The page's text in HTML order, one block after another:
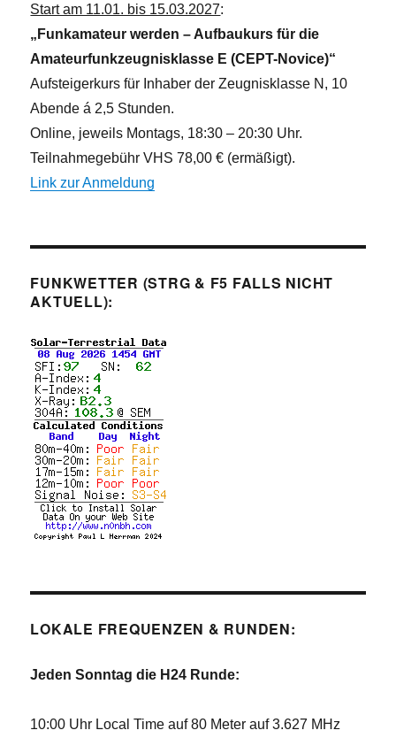
Start am 11.01. bis 15.03.2027:
„Funkamateur werden – Aufbaukurs für die
Amateurfunkzeugnisklasse E (CEPT-Novice)“
Aufsteigerkurs für Inhaber der Zeugnisklasse N, 10
Abende á 2,5 Stunden.
Online, jeweils Montags, 18:30 – 20:30 Uhr.
Teilnahmegebühr VHS 78,00 € (ermäßigt).
Link zur Anmeldung
FUNKWETTER (STRG & F5 FALLS NICHT
AKTUELL):
LOKALE FREQUENZEN & RUNDEN:
Jeden Sonntag die H24 Runde:
10:00 Uhr Local Time auf 80 Meter auf 3.627 MHz